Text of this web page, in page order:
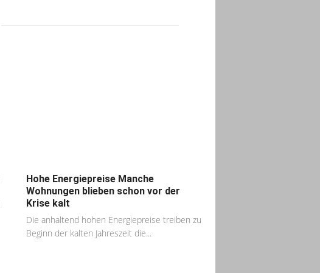
Hohe Energiepreise Manche
Wohnungen blieben schon vor der
Krise kalt
Die anhaltend hohen Energiepreise treiben zu
Beginn der kalten Jahreszeit die...